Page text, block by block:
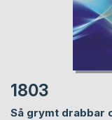
1803
Så grymt drabbar